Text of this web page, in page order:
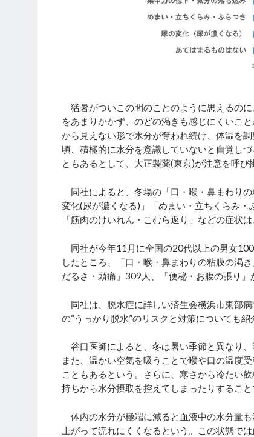
猛暑がついこの間のことのように思えるの
をあまりかかず、のどの渇きも感じにくいこ
から見えない形で水分が奪われ続け、体温を
頃、積極的に水分を意識していないと自覚し
ともあるとして、大正製薬(東京)が注意を呼び
同社によると、冬場の「口・喉・鼻まわり
変化(尿が濃くなる)」「めまい・立ちくらみ・
「筋肉のけいれん・こむら返り」などの症状
同社が今年11月に全国の20代以上の男女
したところ、「口・喉・鼻まわりの粘膜の渇
だるさ・頭痛」309人、「便秘・お腹の張り
同社は、脱水症に詳しい済生会横浜市東部
の“うっかり脱水”のリスクと対策についても紹
谷口医師によると、冬は暑い季節と異なり
また、温かい空気を吸うことで喉や口の温度
こともあるという。さらに、寒さから冷たい
持ちから水分摂取を控えてしまったりするこ
体内の水分が極端に減ると血液中の水分量
上がって流れにくくなるという。この状態で